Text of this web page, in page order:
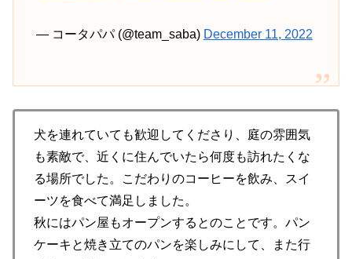
— コータパパ (@team_saba) December 11, 2022
犬を連れていても歓迎してくださり、庭の雰囲気
も素敵で、近くに住んでいたら何度も訪れたくな
る場所でした。こだわりのコーヒーを飲み、スイ
ーツを食べて満足しました。
秋にはパン屋もオープンするとのことです。パン
ケーキと焼き立てのパンを楽しみにして、また行